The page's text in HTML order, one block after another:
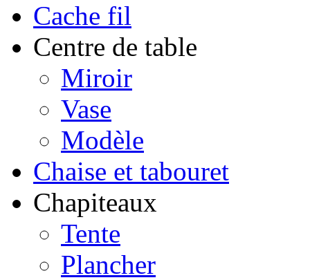
Cache fil
Centre de table
Miroir
Vase
Modèle
Chaise et tabouret
Chapiteaux
Tente
Plancher